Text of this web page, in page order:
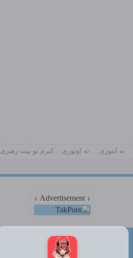
نه اینوری ... نه اونوری ...کیرم تو بیت رهبری
↓ Advertisement ↓